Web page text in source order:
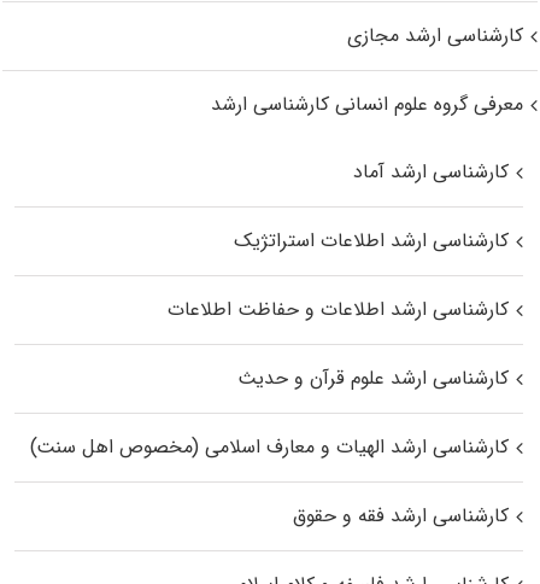
کارشناسی ارشد مجازی
معرفی گروه علوم انسانی کارشناسی ارشد
کارشناسی ارشد آماد
کارشناسی ارشد اطلاعات استراتژیک
کارشناسی ارشد اطلاعات و حفاظت اطلاعات
کارشناسی ارشد علوم قرآن و حدیث
کارشناسی ارشد الهیات و معارف اسلامی (مخصوص اهل سنت)
کارشناسی ارشد فقه و حقوق